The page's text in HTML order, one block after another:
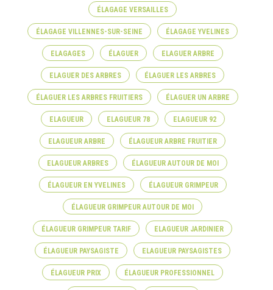
ÉLAGAGE VERSAILLES
ÉLAGAGE VILLENNES-SUR-SEINE ÉLAGAGE YVELINES
ELAGAGES ÉLAGUER ELAGUER ARBRE
ELAGUER DES ARBRES ÉLAGUER LES ARBRES
ÉLAGUER LES ARBRES FRUITIERS ÉLAGUER UN ARBRE
ELAGUEUR ELAGUEUR 78 ELAGUEUR 92
ELAGUEUR ARBRE ÉLAGUEUR ARBRE FRUITIER
ELAGUEUR ARBRES ÉLAGUEUR AUTOUR DE MOI
ÉLAGUEUR EN YVELINES ÉLAGUEUR GRIMPEUR
ÉLAGUEUR GRIMPEUR AUTOUR DE MOI
ÉLAGUEUR GRIMPEUR TARIF ELAGUEUR JARDINIER
ÉLAGUEUR PAYSAGISTE ELAGUEUR PAYSAGISTES
ÉLAGUEUR PRIX ÉLAGUEUR PROFESSIONNEL